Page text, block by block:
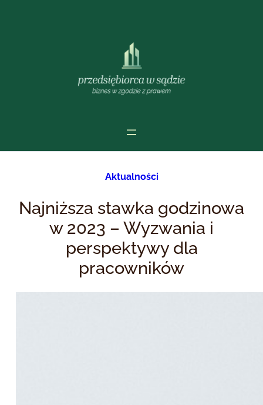
Aktualności
Najniższa stawka godzinowa
w 2023 – Wyzwania i
perspektywy dla
pracowników